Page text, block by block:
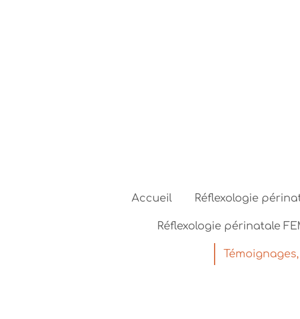
Accueil Réflexologie
Réflexologie périnatale